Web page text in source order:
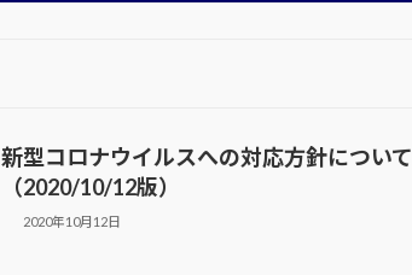
新型コロナウイルスへの対応方針について
（2020/10/12版）
2020年10月12日